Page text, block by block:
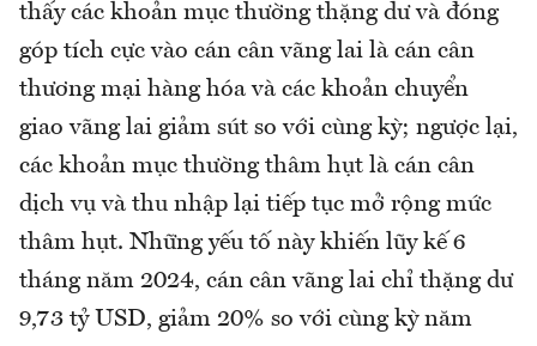
thấy các khoản mục thường thặng dư và đóng
góp tích cực vào cán cân vãng lai là cán cân
thương mại hàng hóa và các khoản chuyển
giao vãng lai giảm sút so với cùng kỳ; ngược lại,
các khoản mục thường thâm hụt là cán cân
dịch vụ và thu nhập lại tiếp tục mở rộng mức
thâm hụt. Những yếu tố này khiến lũy kế 6
tháng năm 2024, cán cân vãng lai chỉ thặng dư
9,73 tỷ USD, giảm 20% so với cùng kỳ năm